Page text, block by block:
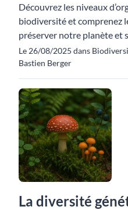
Découvrez les niveaux
biodiversité et comprenez
préserver notre planète et
Le 26/08/2025 dans
Bastien Berger
La diversité